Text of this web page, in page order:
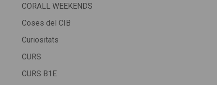
CORALL WEEKENDS
Coses del CIB
Curiositats
CURS
CURS B1E